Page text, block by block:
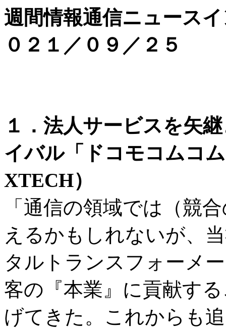
週間情報通信ニュース
０２１／０９／２５
１．法人サービスを矢
イバル「ドコモコムコ
XTECH）
「通信の領域では（競
えるかもしれないが、
タルトランスフォーメ
客の『本業』に貢献す
げてきた。これからも